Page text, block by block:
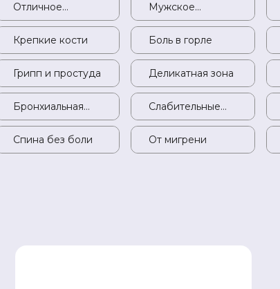
Женское
здоровье
Отличное
пищеварение
Отличное
пищеварение
Мужское
здоровье
Для здоровья
печени
Крепкие кости Крепкие кости
Боль в горле
Витамины
Грипп и простуда Грипп и простуда
Деликатная зона
Варикозная
болезнь
Бронхиальная
астма
Бронхиальная
астма
Слабительные
средства
Гибкие суставы
Спина без боли Спина без боли
От мигрени